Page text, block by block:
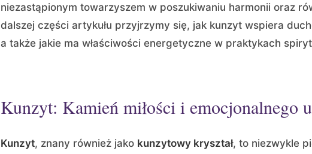
niezastąpionym towarzyszem w poszukiwaniu harmonii oraz
dalszej części artykułu przyjrzymy się, jak kunzyt wspiera
a także jakie ma właściwości energetyczne w praktykach
Kunzyt: Kamień miłości i emocjonalnego
Kunzyt, znany również jako kunzytowy kryształ, to niezwykle